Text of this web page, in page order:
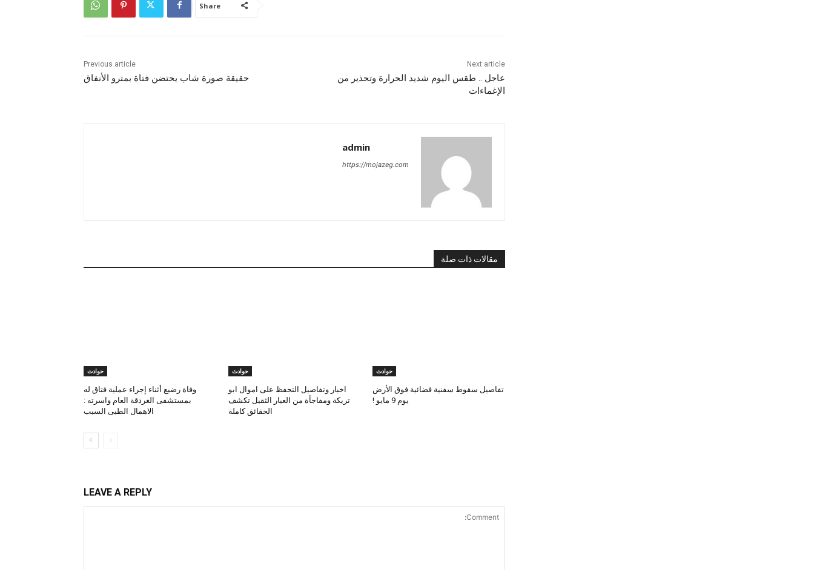
Share
Previous article
حقيقة صورة شاب يحتضن فتاة بمترو الأنفاق
Next article
عاجل .. طقس اليوم شديد الحرارة وتحذير من
الإغماءات
admin
https://mojazeg.com
مقالات ذات صلة
حوادث
تفاصيل سقوط سفنية فضائية فوق الأرض
يوم 9 مايو !
حوادث
اخبار وتفاصيل التحفظ على اموال ابو
تريكة ومفاجأة من العيار الثقيل تكشف
الحقائق كاملة
حوادث
وفاة رضيع أثناء إجراء عملية فتاق له
بمستشفى الغردقة العام واسرته :
الاهمال الطبى السبب
LEAVE A REPLY